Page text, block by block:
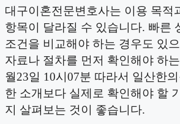
대구이혼전문변호사는 이용 목적
항목이 달라질 수 있습니다. 빠른
조건을 비교해야 하는 경우도 있
자료나 절차를 먼저 확인해야 하
월23일 10시07분 따라서 일산한
한 소개보다 실제로 확인해야 할
지 살펴보는 것이 좋습니다.